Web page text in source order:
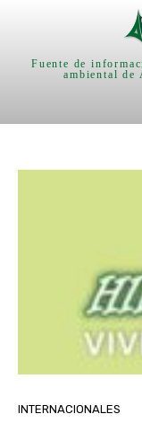
Fuente de
ambiental de
INTERNACIONALES